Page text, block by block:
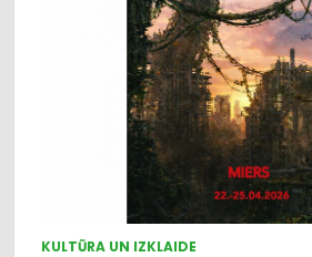
KULTŪRA UN IZKLAIDE